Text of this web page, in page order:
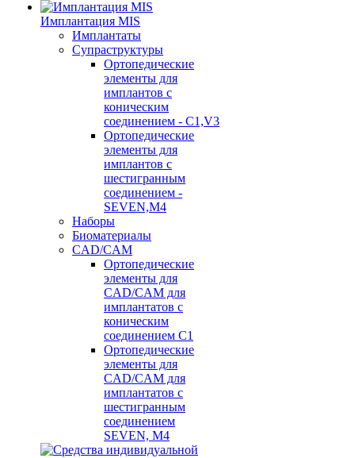
Имплантация MIS
Имплантаты
Супраструктуры
Ортопедические
элементы для
имплантов с
коническим
соединением - C1,V3
Ортопедические
элементы для
имплантов с
шестигранным
соединением -
SEVEN,M4
Наборы
Биоматериалы
CAD/CAM
Ортопедические
элементы для
CAD/CAM для
имплантатов с
коническим
соединением С1
Ортопедические
элементы для
CAD/CAM для
имплантатов с
шестигранным
соединением
SEVEN, М4